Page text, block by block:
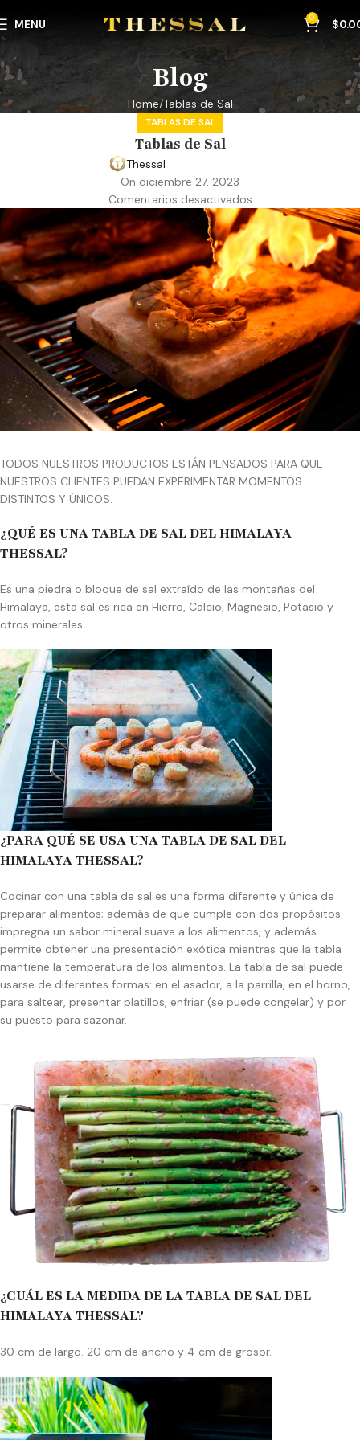
MENU 0 $
Blog
Home Tablas de Sal
TABLAS DE SAL
Tablas de Sal
Thessal
On diciembre 27, 2023
Comentarios desactivados
TODOS NUESTROS PRODUCTOS ESTÁN PENSADOS PARA QUE
NUESTROS CLIENTES PUEDAN EXPERIMENTAR MOMENTOS
DISTINTOS Y ÚNICOS.
¿QUÉ ES UNA TABLA DE SAL DEL HIMALAYA
THESSAL?
Es una piedra o bloque de sal extraído de las montañas del
Himalaya, esta sal es rica en Hierro, Calcio, Magnesio, Potasio y
otros minerales.
¿PARA QUÉ SE USA UNA TABLA DE SAL DEL
HIMALAYA THESSAL?
Cocinar con una tabla de sal es una forma diferente y única de
preparar alimentos; además de que cumple con dos propósitos:
impregna un sabor mineral suave a los alimentos, y además
permite obtener una presentación exótica mientras que la tabla
mantiene la temperatura de los alimentos. La tabla de sal puede
usarse de diferentes formas: en el asador, a la parrilla, en el horno,
para saltear, presentar platillos, enfriar (se puede congelar) y por
su puesto para sazonar.
¿CUÁL ES LA MEDIDA DE LA TABLA DE SAL DEL
HIMALAYA THESSAL?
30 cm de largo. 20 cm de ancho y 4 cm de grosor.